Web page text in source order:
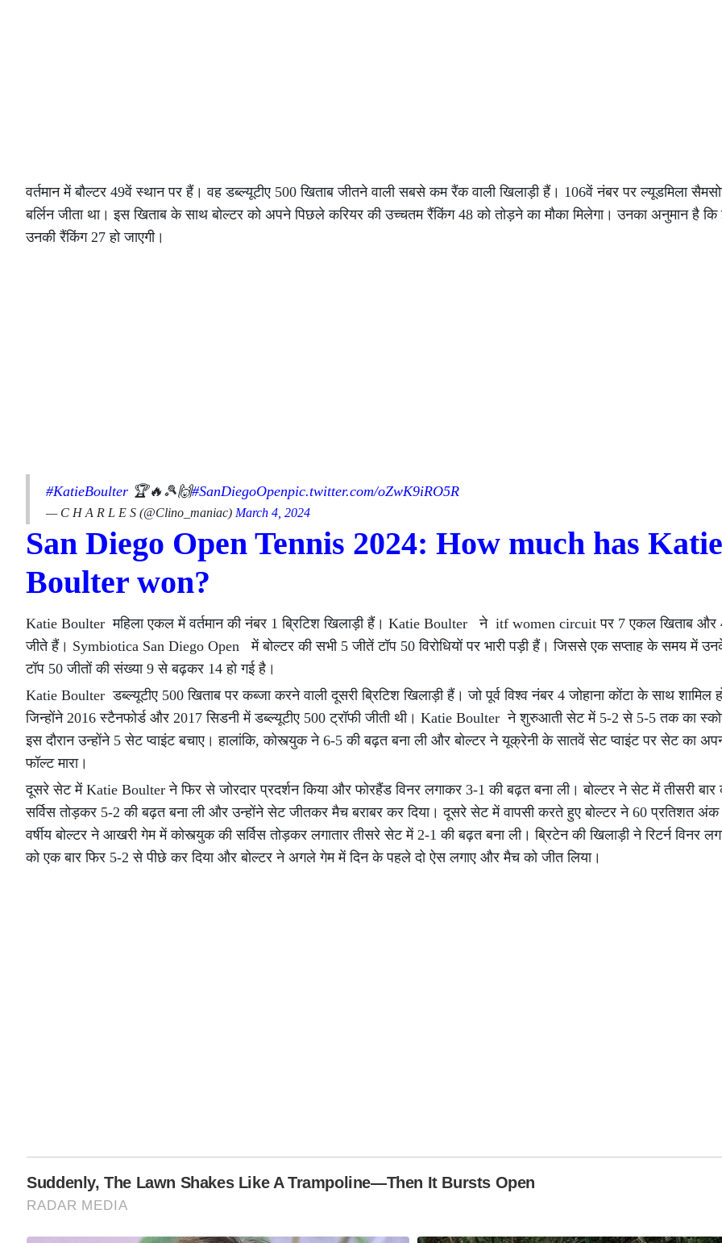
वर्तमान में बौल्टर 49वें स्थान पर हैं। वह डब्ल्यूटीए 500 खिताब जीतने वाली सबसे कम रैंक वाली खिलाड़ी हैं। 106वें नंबर पर ल्यूडमिला
बर्लिन जीता था। इस खिताब के साथ बोल्टर को अपने पिछले करियर की उच्चतम रैंकिंग 48 को तोड़ने का मौका मिलेगा। उनका अनुमान है
उनकी रैंकिंग 27 हो जाएगी।
#KatieBoulter 🏆🔥🎾🙌#SanDiegoOpenpic.twitter.com/oZwK9iRO5R
— C H A R L E S (@Clino_maniac) March 4, 2024
San Diego Open Tennis 2024: How much has Katie
Boulter won?
Katie Boulter महिला एकल में वर्तमान की नंबर 1 ब्रिटिश खिलाड़ी हैं। Katie Boulter ने itf women circuit पर 7 एकल खिताब और
जीते हैं। Symbiotica San Diego Open में बोल्टर की सभी 5 जीतें टॉप 50 विरोधियों पर भारी पड़ी हैं। जिससे एक सप्ताह के समय में
टॉप 50 जीतों की संख्या 9 से बढ़कर 14 हो गई है।
Katie Boulter डब्ल्यूटीए 500 खिताब पर कब्जा करने वाली दूसरी ब्रिटिश खिलाड़ी हैं। जो पूर्व विश्व नंबर 4 जोहाना कोंटा के साथ शामिल
जिन्होंने 2016 स्टैनफोर्ड और 2017 सिडनी में डब्ल्यूटीए 500 ट्रॉफी जीती थी। Katie Boulter ने शुरुआती सेट में 5-2 से 5-5 तक का
इस दौरान उन्होंने 5 सेट प्वाइंट बचाए। हालांकि, कोस्त्युक ने 6-5 की बढ़त बना ली और बोल्टर ने यूक्रेनी के सातवें सेट प्वाइंट पर सेट का
फॉल्ट मारा।
दूसरे सेट में Katie Boulter ने फिर से जोरदार प्रदर्शन किया और फोरहैंड विनर लगाकर 3-1 की बढ़त बना ली। बोल्टर ने सेट में तीसरी बार
सर्विस तोड़कर 5-2 की बढ़त बना ली और उन्होंने सेट जीतकर मैच बराबर कर दिया। दूसरे सेट में वापसी करते हुए बोल्टर ने 60 प्रतिशत
वर्षीय बोल्टर ने आखरी गेम में कोस्त्युक की सर्विस तोड़कर लगातार तीसरे सेट में 2-1 की बढ़त बना ली। ब्रिटेन की खिलाड़ी ने रिटर्न विनर
को एक बार फिर 5-2 से पीछे कर दिया और बोल्टर ने अगले गेम में दिन के पहले दो ऐस लगाए और मैच को जीत लिया।